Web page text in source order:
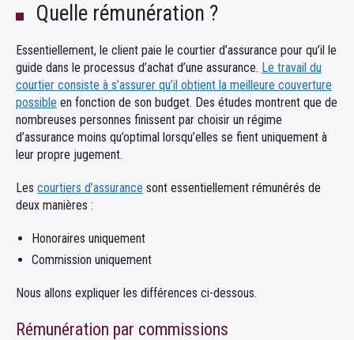
Quelle rémunération ?
Essentiellement, le client paie le courtier d’assurance pour qu’il le
guide dans le processus d’achat d’une assurance. Le travail du
courtier consiste à s’assurer qu’il obtient la meilleure couverture
possible en fonction de son budget. Des études montrent que de
nombreuses personnes finissent par choisir un régime
d’assurance moins qu’optimal lorsqu’elles se fient uniquement à
leur propre jugement.
Les courtiers d’assurance sont essentiellement rémunérés de
deux manières :
Honoraires uniquement
Commission uniquement
Nous allons expliquer les différences ci-dessous.
Rémunération par commissions